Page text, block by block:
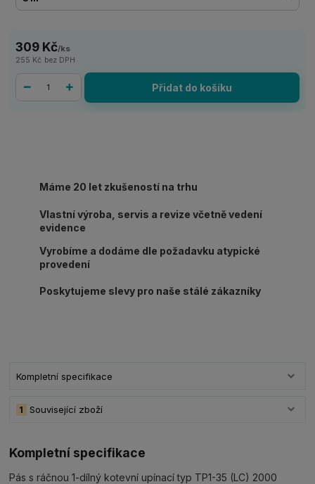
309 Kč/ks
255 Kč bez DPH
Přidat do košíku
Máme 20 let zkušeností na trhu
Vlastní výroba, servis a revize včetně vedení
evidence
Vyrobíme a dodáme dle požadavku atypické
provedení
Poskytujeme slevy pro naše stálé zákazníky
Kompletní specifikace
Související zboží
1
Kompletní specifikace
Pás s ráčnou 1-dílný kotevní upínací typ TP1-35 (LC) 2000